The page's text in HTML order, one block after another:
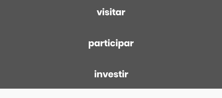
visitar
participar
investir